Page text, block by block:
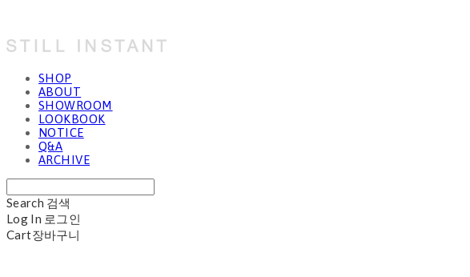
SHOP
ABOUT
SHOWROOM
LOOKBOOK
NOTICE
Q&A
ARCHIVE
Search 검색
Log In 로그인
Cart장바구니